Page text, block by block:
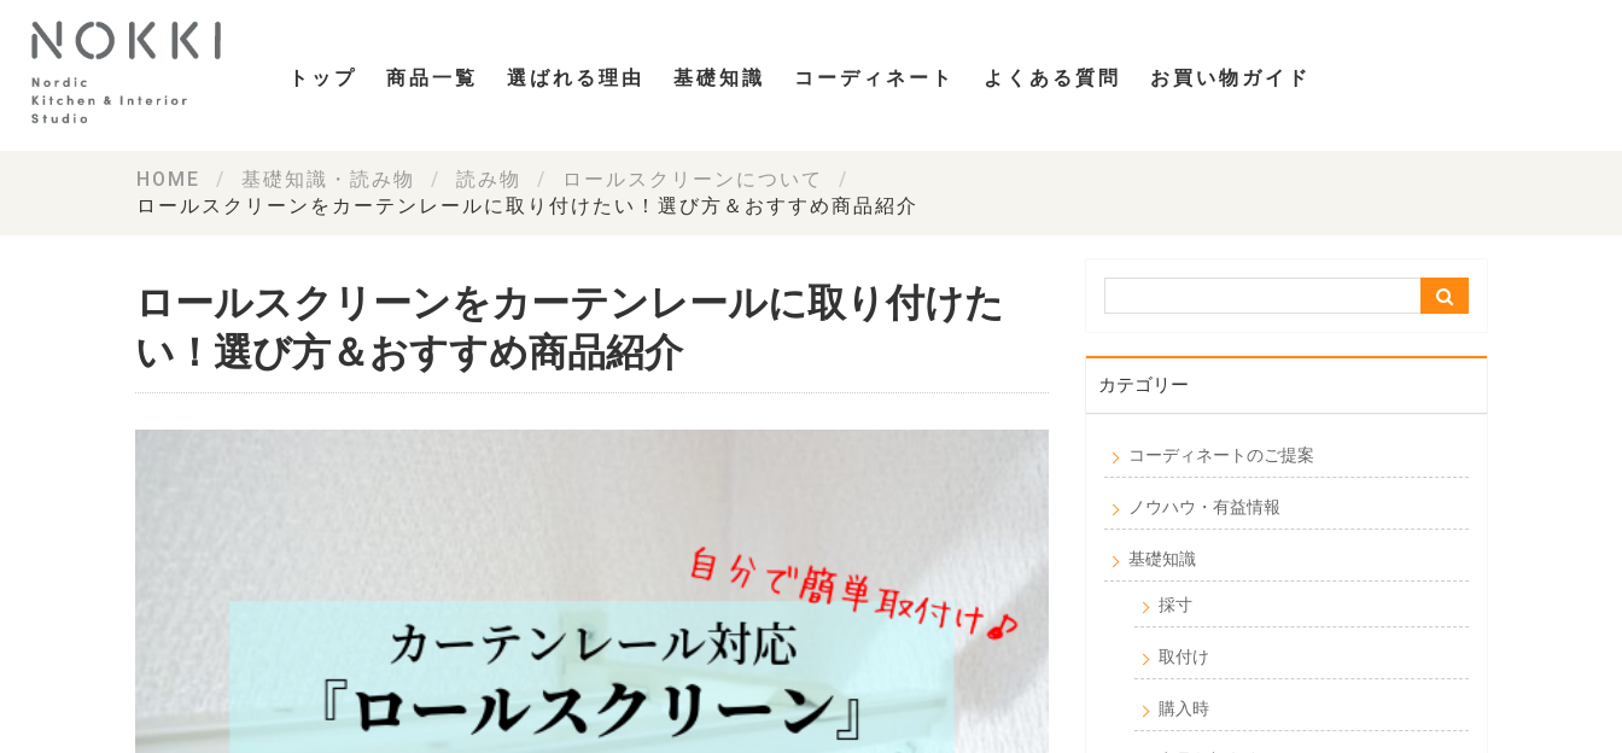
トップ 商品一覧 選ばれる理由 基礎知識 コーディネート よくある質問 お買い物ガイド
HOME 基礎知識・読み物 読み物
ロールスクリーンについて
ロールスクリーンをカーテンレールに取り付けたい！選び方＆おすすめ商品紹介
ロールスクリーンをカーテンレールに取り付けた
い！選び方＆おすすめ商品紹介
カテゴリー
コーディネートのご提案
ノウハウ・有益情報
基礎知識
採寸
取付け
購入時